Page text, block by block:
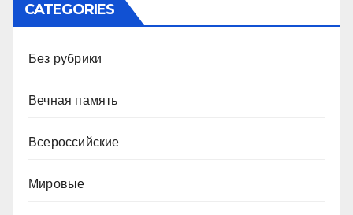
CATEGORIES
Без рубрики
Вечная память
Всероссийские
Мировые